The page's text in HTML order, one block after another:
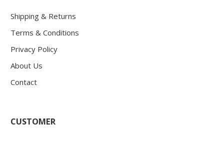
Shipping & Returns
Terms & Conditions
Privacy Policy
About Us
Contact
CUSTOMER